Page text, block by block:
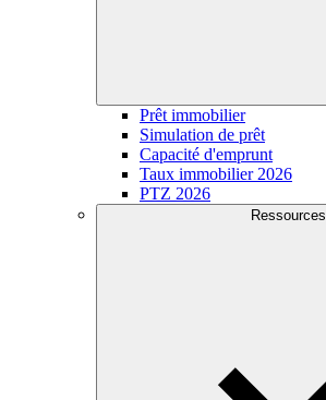
Prêt immobilier
Simulation de prêt
Capacité d'emprunt
Taux immobilier 2026
PTZ 2026
Ressources